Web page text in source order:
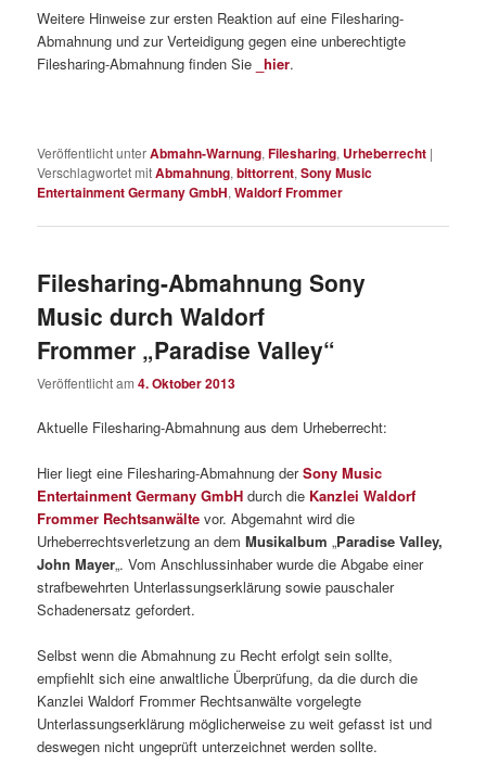
Weitere Hinweise zur ersten Reaktion auf eine Filesharing-
Abmahnung und zur Verteidigung gegen eine unberechtigte
Filesharing-Abmahnung finden Sie _hier.
Veröffentlicht unterAbmahn-Warnung,Filesharing, Urheberrecht |
Verschlagwortet mitAbmahnung,bittorrent,Sony Music
Entertainment Germany GmbH,Waldorf Frommer
Filesharing-Abmahnung Sony
Music durch Waldorf
Frommer „Paradise Valley“
Veröffentlicht am4. Oktober 2013
Aktuelle Filesharing-Abmahnung aus dem Urheberrecht:
Hier liegt eine Filesharing-Abmahnung derSony Music
Entertainment Germany GmbH durch die Kanzlei Waldorf
Frommer Rechtsanwälte vor. Abgemahnt wird die
Urheberrechtsverletzung an demMusikalbum „Paradise Valley,
John Mayer„. Vom Anschlussinhaber wurde die Abgabe einer
strafbewehrten Unterlassungserklärung sowie pauschaler
Schadenersatz gefordert.
Selbst wenn die Abmahnung zu Recht erfolgt sein sollte,
empfiehlt sich eine anwaltliche Überprüfung, da die durch die
Kanzlei Waldorf Frommer Rechtsanwälte vorgelegte
Unterlassungserklärung möglicherweise zu weit gefasst ist und
deswegen nicht ungeprüft unterzeichnet werden sollte.